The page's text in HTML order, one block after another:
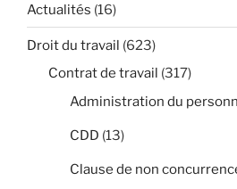
Actualités (16)
Droit du travail (623)
Contrat de travail (317)
Administration du
CDD (13)
Clause de non